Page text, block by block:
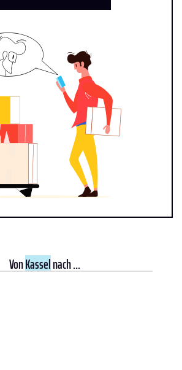
VonKasselnach ...